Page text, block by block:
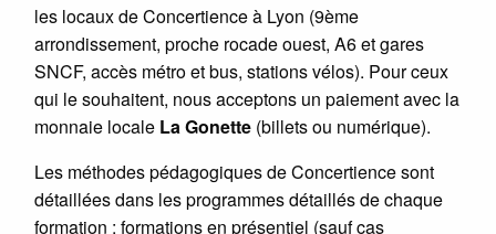
les locaux de Concertience à Lyon (9ème
arrondissement, proche rocade ouest, A6 et gares
SNCF, accès métro et bus, stations vélos). Pour ceux
qui le souhaitent, nous acceptons un paiement avec la
monnaie locale La Gonette (billets ou numérique).
Les méthodes pédagogiques de Concertience sont
détaillées dans les programmes détaillés de chaque
formation : formations en présentiel (sauf cas